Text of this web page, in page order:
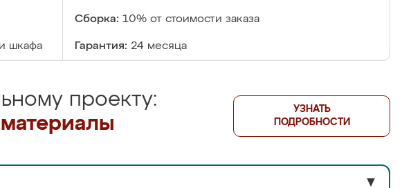
Сборка: 10% от стоимости заказа
шкафа Гарантия: 24 месяца
проекту:
УЗНАТЬ
ПОДРОБНОСТИ
▼